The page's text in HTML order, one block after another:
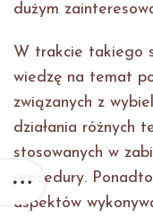
dużym
W trakcie takiego
wiedzę na temat
związanych z
działania różnych
stosowanych w
procedury.
aspektów